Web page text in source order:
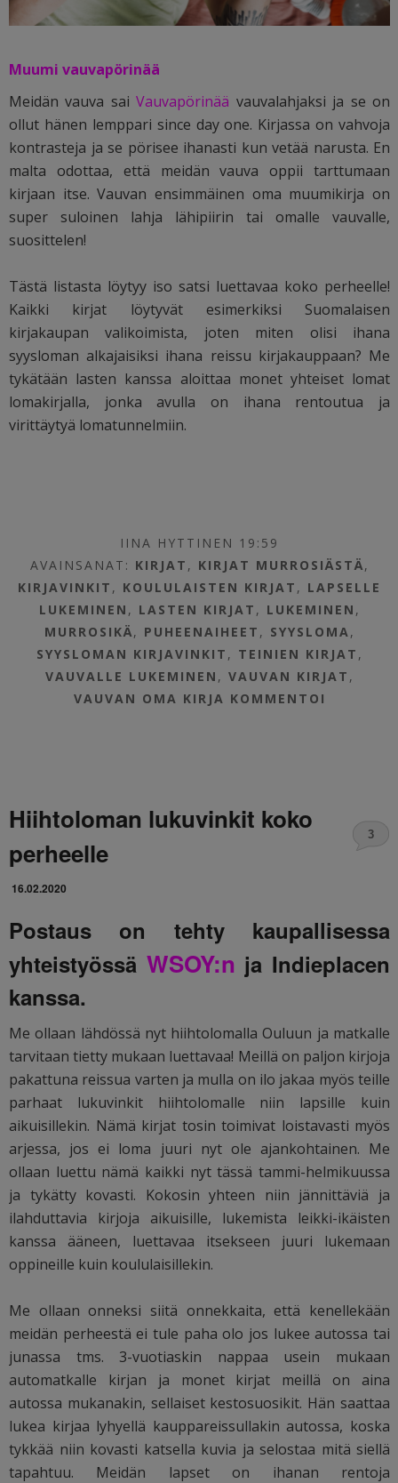
Muumi vauvapörinää
Meidän vauva saiVauvapörinää vauvalahjaksi ja se on
ollut hänen lemppari since day one. Kirjassa on vahvoja
kontrasteja ja se pörisee ihanasti kun vetää narusta. En
malta odottaa, että meidän vauva oppii tarttumaan
kirjaan itse. Vauvan ensimmäinen oma muumikirja on
super suloinen lahja lähipiirin tai omalle vauvalle,
suosittelen!
Tästä listasta löytyy iso satsi luettavaa koko perheelle!
Kaikki kirjat löytyvät esimerkiksi Suomalaisen
kirjakaupan valikoimista, joten miten olisi ihana
syysloman alkajaisiksi ihana reissu kirjakauppaan? Me
tykätään lasten kanssa aloittaa monet yhteiset lomat
lomakirjalla, jonka avulla on ihana rentoutua ja
virittäytyä lomatunnelmiin.
IINA HYTTINEN 19:59
AVAINSANAT: KIRJAT , KIRJAT MURROSIÄSTÄ,
KIRJAVINKIT , KOULULAISTEN KIRJAT , LAPSELLE
LUKEMINEN , LASTEN KIRJAT , LUKEMINEN ,
MURROSIKÄ, PUHEENAIHEET , SYYSLOMA,
SYYSLOMAN KIRJAVINKIT , TEINIEN KIRJAT ,
VAUVALLE LUKEMINEN , VAUVAN KIRJAT ,
VAUVAN OMA KIRJA KOMMENTOI
Hiihtoloman lukuvinkit koko
perheelle
16.02.2020
3
Postaus on tehty kaupallisessa
yhteistyössä WSOY:n ja Indieplacen
kanssa.
Me ollaan lähdössä nyt hiihtolomalla Ouluun ja matkalle
tarvitaan tietty mukaan luettavaa! Meillä on paljon kirjoja
pakattuna reissua varten ja mulla on ilo jakaa myös teille
parhaat lukuvinkit hiihtolomalle niin lapsille kuin
aikuisillekin. Nämä kirjat tosin toimivat loistavasti myös
arjessa, jos ei loma juuri nyt ole ajankohtainen. Me
ollaan luettu nämä kaikki nyt tässä tammi-helmikuussa
ja tykätty kovasti. Kokosin yhteen niin jännittäviä ja
ilahduttavia kirjoja aikuisille, lukemista leikki-ikäisten
kanssa ääneen, luettavaa itsekseen juuri lukemaan
oppineille kuin koululaisillekin.
Me ollaan onneksi siitä onnekkaita, että kenellekään
meidän perheestä ei tule paha olo jos lukee autossa tai
junassa tms. 3-vuotiaskin nappaa usein mukaan
automatkalle kirjan ja monet kirjat meillä on aina
autossa mukanakin, sellaiset kestosuosikit. Hän saattaa
lukea kirjaa lyhyellä kauppareissullakin autossa, koska
tykkää niin kovasti katsella kuvia ja selostaa mitä siellä
tapahtuu. Meidän lapset on ihanan rentoja